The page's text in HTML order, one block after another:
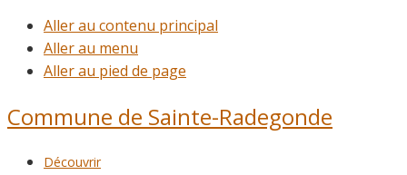
Aller au contenu principal
Aller au menu
Aller au pied de page
Commune de Sainte-Radegonde
Découvrir